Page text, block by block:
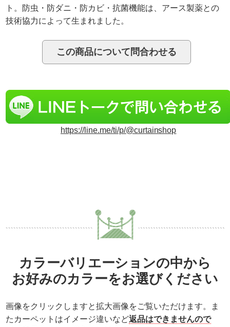
ト。防虫・防ダニ・防カビ・抗菌機能は、アース製薬との
技術協力によって生まれました。
https://line.me/ti/p/@curtainshop
カラーバリエーションの中から
お好みのカラーをお選びください
画像をクリックしますと拡大画像をご覧いただけます。ま
たカーペットはイメージ違いなど返品はできませんので